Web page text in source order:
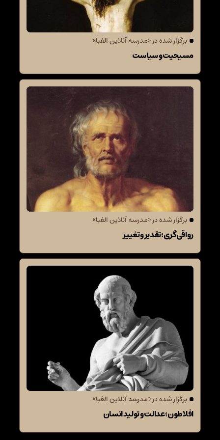
برگزار شده در «مدرسه آنلاین الفبا»
مسیحیت و سیاست
برگزار شده در «مدرسه آنلاین الفبا»
رواقی‌گری؛ تقدیر و تغییر
برگزار شده در «مدرسه آنلاین الفبا»
افلاطون؛ عدالت و تولید انسان